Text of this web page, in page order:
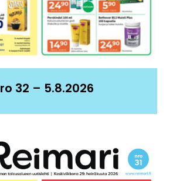
32 – 5.8.2026